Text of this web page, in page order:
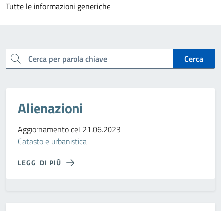
Tutte le informazioni generiche
cerca Cerca
Alienazioni
Aggiornamento del 21.06.2023
Catasto e urbanistica
LEGGI DI PIÙ